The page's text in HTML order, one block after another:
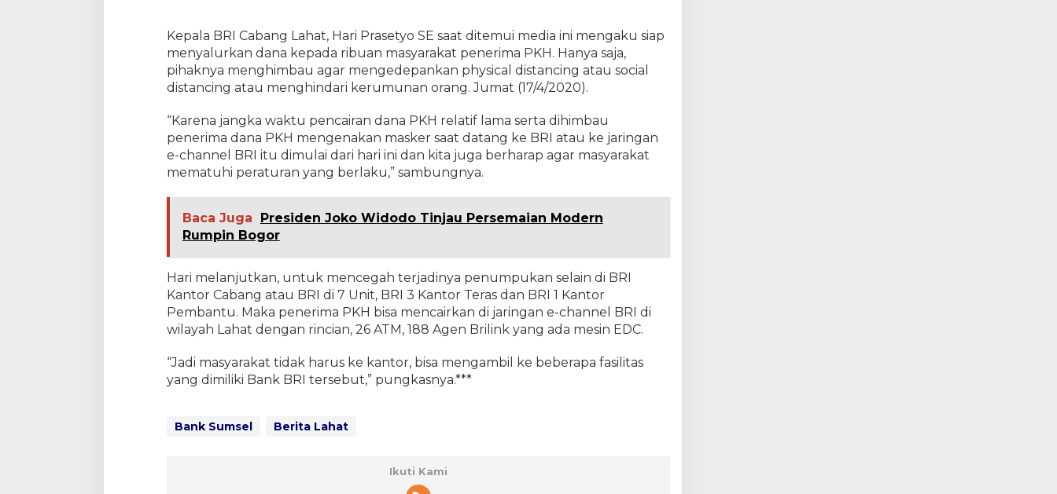
e
r
m
a
i
a
p
B
u
n
Kepala BRI Cabang Lahat, Hari Prasetyo SE saat ditemui media ini mengaku siap
menyalurkan dana kepada ribuan masyarakat penerima PKH. Hanya saja,
pihaknya menghimbau agar mengedepankan physical distancing atau social
distancing atau menghindari kerumunan orang. Jumat (17/4/2020).
“Karena jangka waktu pencairan dana PKH relatif lama serta dihimbau
penerima dana PKH mengenakan masker saat datang ke BRI atau ke jaringan
e-channel BRI itu dimulai dari hari ini dan kita juga berharap agar masyarakat
mematuhi peraturan yang berlaku,” sambungnya.
Baca Juga
Presiden Joko Widodo Tinjau Persemaian Modern
Rumpin Bogor
Hari melanjutkan, untuk mencegah terjadinya penumpukan selain di BRI
Kantor Cabang atau BRI di 7 Unit, BRI 3 Kantor Teras dan BRI 1 Kantor
Pembantu. Maka penerima PKH bisa mencairkan di jaringan e-channel BRI di
wilayah Lahat dengan rincian, 26 ATM, 188 Agen Brilink yang ada mesin EDC.
“Jadi masyarakat tidak harus ke kantor, bisa mengambil ke beberapa fasilitas
yang dimiliki Bank BRI tersebut,” pungkasnya.***
Bank Sumsel Berita Lahat
Ikuti Kami